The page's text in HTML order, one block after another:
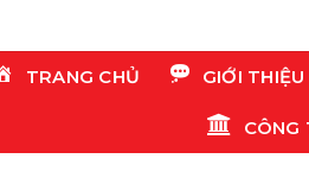
TRANG CHỦ GIỚI THIỆU
CÔNG